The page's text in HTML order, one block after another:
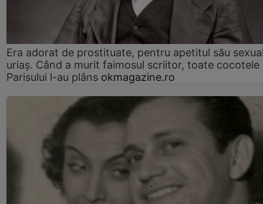
Era adorat de prostituate, pentru apetitul său
uriaș. Când a murit faimosul scriitor, toate cocotele
Parisului l-au plâns okmagazine.ro